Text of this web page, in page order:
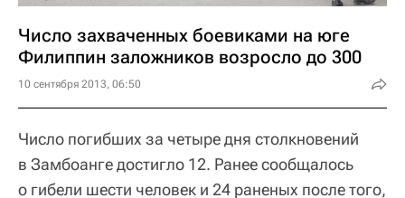
Число захваченных боевиками на юге
Филиппин заложников возросло до 300
10 сентября 2013, 06:50
Число погибших за четыре дня столкновений
в Замбоанге достигло 12. Ранее сообщалось
о гибели шести человек и 24 раненых после того,